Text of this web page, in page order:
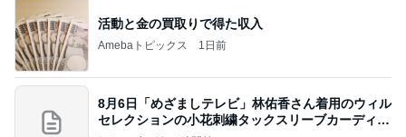
活動と金の買取りで得た収入
Amebaトピックス 1日前
8月6日「めざましテレビ」林佑香さん着用のウィル
セレクションの小花刺繍タックスリーブカーディガ